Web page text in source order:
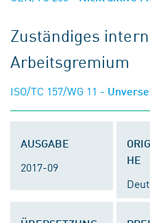
Zuständiges
Arbeitsgremium
ISO/TC 157/WG 11 -
AUSGABE
2017-09
HE